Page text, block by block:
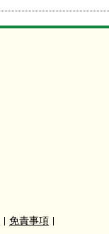
免責事項